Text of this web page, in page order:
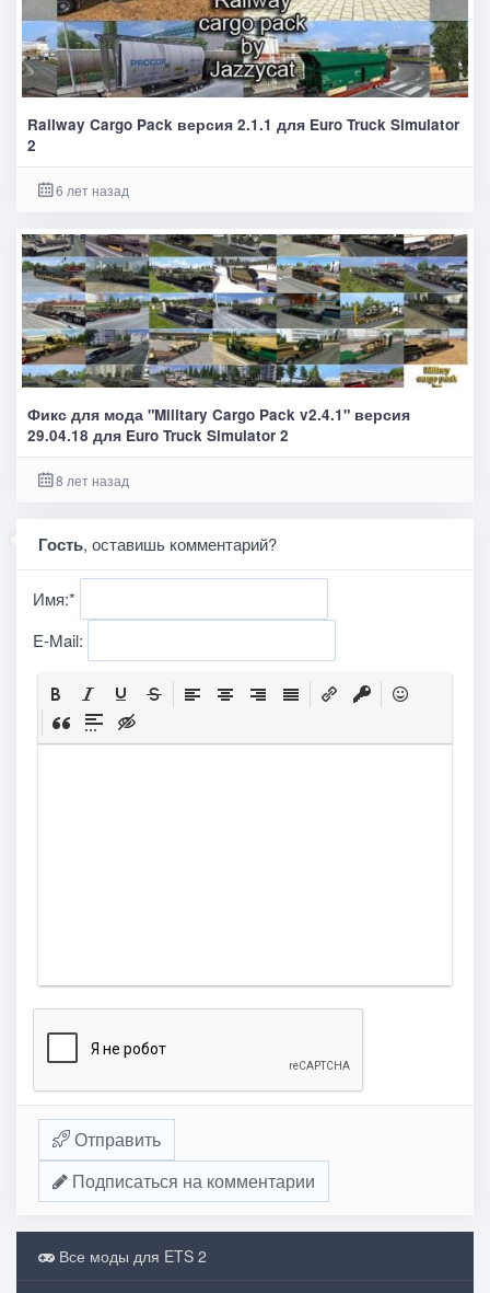
Railway Cargo Pack версия 2.1.1 для Euro Truck Simulator
2
6 лет назад
Фикс для мода "Military Cargo Pack v2.4.1" версия
29.04.18 для Euro Truck Simulator 2
8 лет назад
Гость, оставишь комментарий?
Имя:*
E-Mail:
Отправить
Подписаться на комментарии
Все моды для ETS 2